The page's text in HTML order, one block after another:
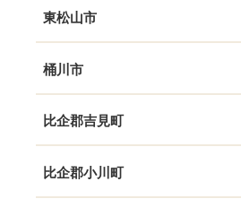
東松山市
桶川市
比企郡吉見町
比企郡小川町